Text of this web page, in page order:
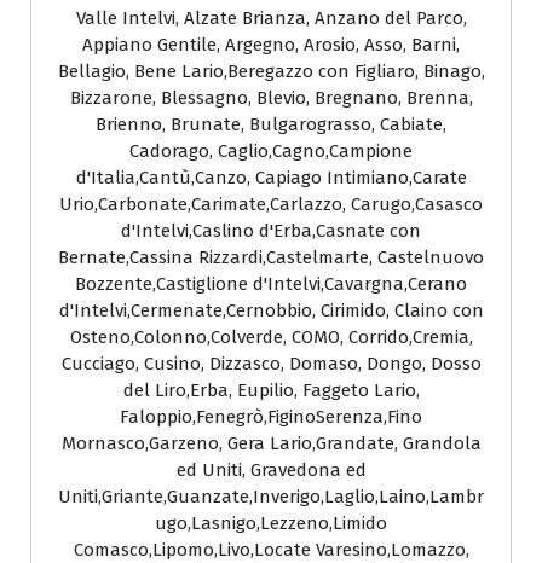
Valle Intelvi, Alzate Brianza, Anzano del Parco,
Appiano Gentile, Argegno, Arosio, Asso, Barni,
Bellagio, Bene Lario,Beregazzo con Figliaro, Binago,
Bizzarone, Blessagno, Blevio, Bregnano, Brenna,
Brienno, Brunate, Bulgarograsso, Cabiate,
Cadorago, Caglio,Cagno,Campione
d'Italia,Cantù,Canzo, Capiago Intimiano,Carate
Urio,Carbonate,Carimate,Carlazzo, Carugo,Casasco
d'Intelvi,Caslino d'Erba,Casnate con
Bernate,Cassina Rizzardi,Castelmarte, Castelnuovo
Bozzente,Castiglione d'Intelvi,Cavargna,Cerano
d'Intelvi,Cermenate,Cernobbio, Cirimido, Claino con
Osteno,Colonno,Colverde, COMO, Corrido,Cremia,
Cucciago, Cusino, Dizzasco, Domaso, Dongo, Dosso
del Liro,Erba, Eupilio, Faggeto Lario,
Faloppio,Fenegrò,FiginoSerenza,Fino
Mornasco,Garzeno, Gera Lario,Grandate, Grandola
ed Uniti, Gravedona ed
Uniti,Griante,Guanzate,Inverigo,Laglio,Laino,Lambr
ugo,Lasnigo,Lezzeno,Limido
Comasco,Lipomo,Livo,Locate Varesino,Lomazzo,